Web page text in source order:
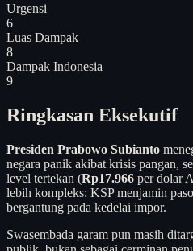
Urgensi
6
Luas Dampak
8
Dampak Indonesia
9
Ringkasan Eksekutif
Presiden Prabowo Subianto
negara panik akibat krisis pangan,
level tertekan (Rp17.966 per dolar
lebih kompleks: KSP menjamin
bergantung pada kedelai impor.
Swasembada garam pun masih